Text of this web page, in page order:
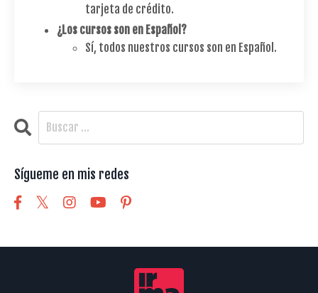
tarjeta de crédito.
¿Los cursos son en Español?
Sí, todos nuestros cursos son en Español.
Sígueme en mis redes